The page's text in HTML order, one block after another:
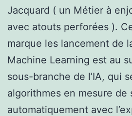
Jacquard ( un Métier à
avec atouts perforées ).
marque les lancement de
Machine Learning est au
sous-branche de l’IA, qui
algorithmes en mesure de
automatiquement avec